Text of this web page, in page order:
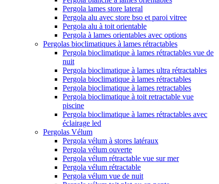
Pergola lames store lateral
Pergola alu avec store bso et paroi vitree
Pergola alu à toit orientable
Pergola à lames orientables avec options
Pergolas bioclimatiques à lames rétractables
Pergola bioclimatique à lames rétractables vue de
nuit
Pergola bioclimatique à lames ultra rétractables
Pergola bioclimatique à lames rétractables
Pergola bioclimatique à lames retractables
Pergola bioclimatique à toit retractable vue
piscine
Pergola bioclimatique à lames rétractables avec
éclairage led
Pergolas Vélum
Pergola vélum à stores latéraux
Pergola vélum ouverte
Pergola vélum rétractable vue sur mer
Pergola vélum rétractable
Pergola vélum vue de nuit